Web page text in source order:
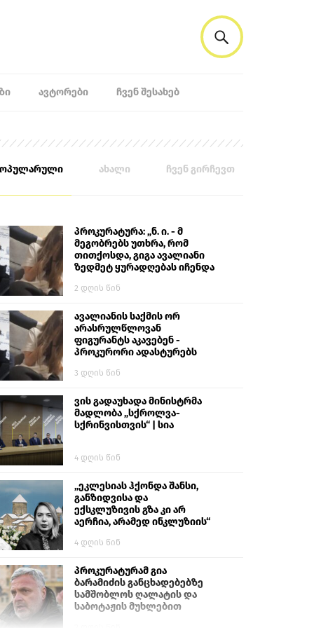
ᲐᲕᲢᲝᲠᲔᲑᲘ ᲩᲕᲔᲜ ᲨᲔᲡᲐᲮᲔᲑ
ახალი ჩვენ გირჩევთ
პროკურატურა: „ნ. ი. - მ
მეგობრებს უთხრა, რომ
თითქოსდა, გიგა ავალიანი
ზედმეტ ყურადღებას იჩენდა
ალექსანდრე გაბაშვილი
გიგა ავალიანს“
2 დღის წინ
ავალიანის საქმის ორ
არასრულწლოვან
ფიგურანტს აკავებენ -
პროკურორი ადასტურებს
3 დღის წინ
ვის გადაუხადა მინისტრმა
მადლობა „სქროლვა-
სქრინვისთვის“ | სია
4 დღის წინ
„ეკლესიას ჰქონდა შანსი,
განზიდვისა და
ექსკლუზივის გზა კი არ
აერჩია, არამედ ინკლუზიის“
4 დღის წინ
პროკურატურამ გია
ბარამიძის განცხადებებზე
სამშობლოს ღალატის და
საბოტაჟის მუხლებით